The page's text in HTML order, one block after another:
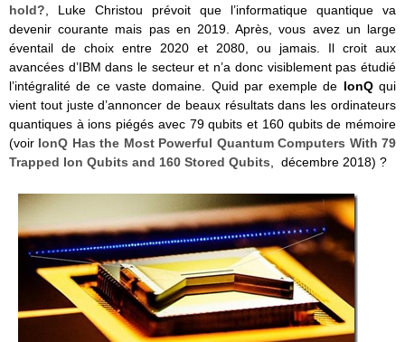
hold? , Luke Christou prévoit que l’informatique quantique va
devenir courante mais pas en 2019. Après, vous avez un large
éventail de choix entre 2020 et 2080, ou jamais. Il croit aux
avancées d’IBM dans le secteur et n’a donc visiblement pas étudié
l’intégralité de ce vaste domaine. Quid par exemple de IonQqui
vient tout juste d’annoncer de beaux résultats dans les ordinateurs
quantiques à ions piégés avec 79 qubits et 160 qubits de mémoire
(voir IonQ Has the Most Powerful Quantum Computers With 79
Trapped Ion Qubits and 160 Stored Qubits , décembre 2018) ?